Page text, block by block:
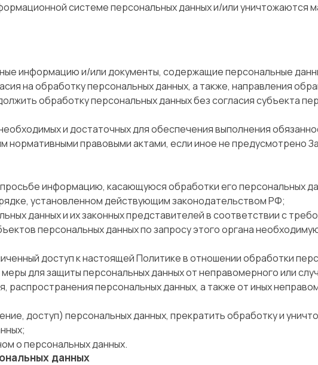
системе персональных данных и/или уничтожаются
информацию и/или документы, содержащие персональные
на обработку персональных данных, а также, направления
обработку персональных данных без согласия субъекта
и достаточных для обеспечения выполнения
нормативными правовыми актами, если иное не предусмотрено
информацию, касающуюся обработки его персональных
установленном действующим законодательством РФ;
данных и их законных представителей в соответствии с
персональных данных по запросу этого органа
доступ к настоящей Политике в отношении обработки
для защиты персональных данных от неправомерного или
распространения персональных данных, а также от иных
доступ) персональных данных, прекратить обработку и
о персональных данных.
данных